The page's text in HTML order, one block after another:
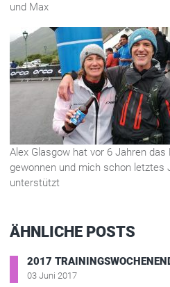
und Max
Alex Glasgow hat vor 6 Jahren das
gewonnen und mich schon letztes
unterstützt
ÄHNLICHE POSTS
2017
03 Juni 2017